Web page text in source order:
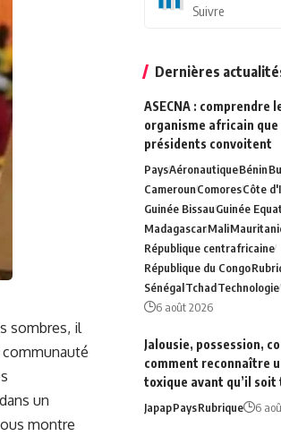
sombres, il
un
montre
Suivre
Dernières
ASECNA : comprendre
organisme africain que
présidents convoitent
PaysAéronautiqueBénin
CamerounComoresCôte
Guinée BissauGuinée
MadagascarMali
République centrafricaine
République du Congo
SénégalTchadTechnologie
6 août 2026
Jalousie, possession,
comment reconnaître
toxique avant qu’il soit
JapapPaysRubrique 6